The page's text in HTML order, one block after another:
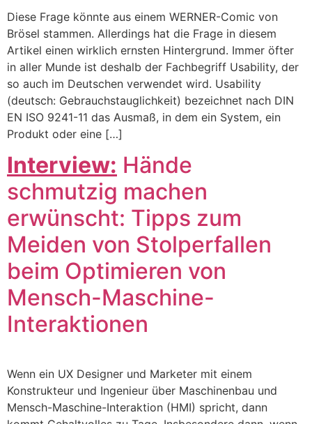
Diese Frage könnte aus einem WERNER-Comic von
Brösel stammen. Allerdings hat die Frage in diesem
Artikel einen wirklich ernsten Hintergrund. Immer öfter
in aller Munde ist deshalb der Fachbegriff Usability, der
so auch im Deutschen verwendet wird. Usability
(deutsch: Gebrauchstauglichkeit) bezeichnet nach DIN
EN ISO 9241-11 das Ausmaß, in dem ein System, ein
Produkt oder eine […]
Interview: Hände
schmutzig machen
erwünscht: Tipps zum
Meiden von Stolperfallen
beim Optimieren von
Mensch-Maschine-
Interaktionen
Wenn ein UX Designer und Marketer mit einem
Konstrukteur und Ingenieur über Maschinenbau und
Mensch-Maschine-Interaktion (HMI) spricht, dann